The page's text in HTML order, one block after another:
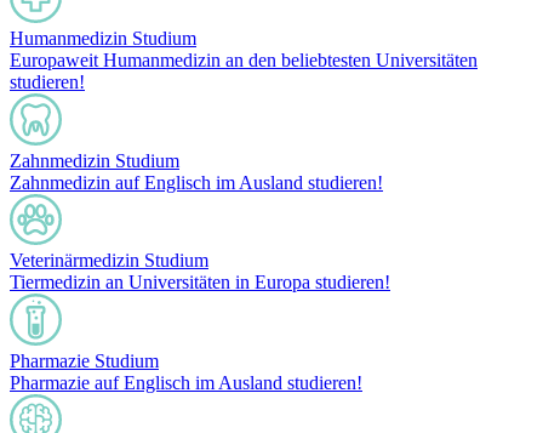
Humanmedizin Studium
Europaweit Humanmedizin an den beliebtesten Universitäten
studieren!
Zahnmedizin Studium
Zahnmedizin auf Englisch im Ausland studieren!
Veterinärmedizin Studium
Tiermedizin an Universitäten in Europa studieren!
Pharmazie Studium
Pharmazie auf Englisch im Ausland studieren!